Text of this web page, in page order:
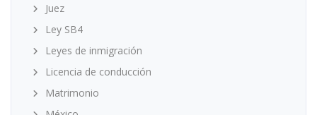
Juez
Ley SB4
Leyes de inmigración
Licencia de conducción
Matrimonio